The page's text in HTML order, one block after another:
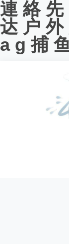
連絡
达户
ag捕